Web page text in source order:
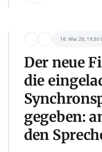
16. Mai '26, 19:30
Der neue
die
gegeben:
den